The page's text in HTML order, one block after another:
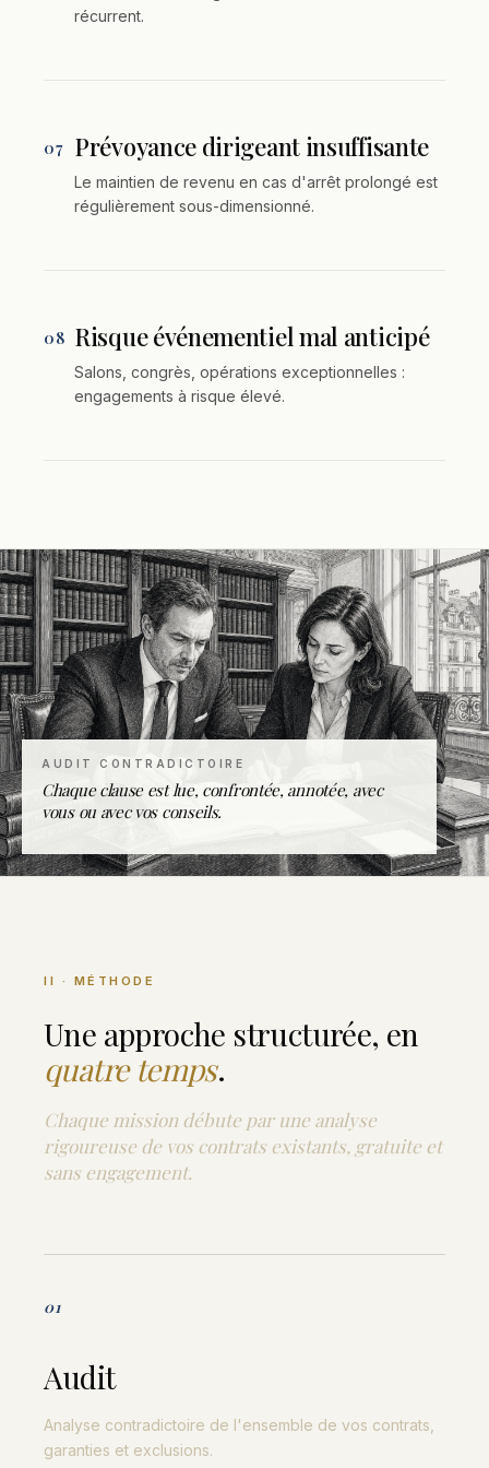
récurrent.
07 Prévoyance dirigeant insuffisante
Le maintien de revenu en cas d'arrêt prolongé est
régulièrement sous-dimensionné.
08 Risque événementiel mal anticipé
Salons, congrès, opérations exceptionnelles :
engagements à risque élevé.
AUDIT CONTRADICTOIRE
Chaque clause est lue, confrontée, annotée, avec
vous ou avec vos conseils.
II · MÉTHODE
Une approche structurée, en
quatre temps.
Chaque mission débute par une analyse
rigoureuse de vos contrats existants, gratuite et
sans engagement.
01
Audit
Analyse contradictoire de l'ensemble de vos contrats,
garanties et exclusions.